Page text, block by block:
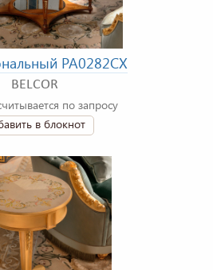
PA0282CX
BELCOR
по запросу
в блокнот